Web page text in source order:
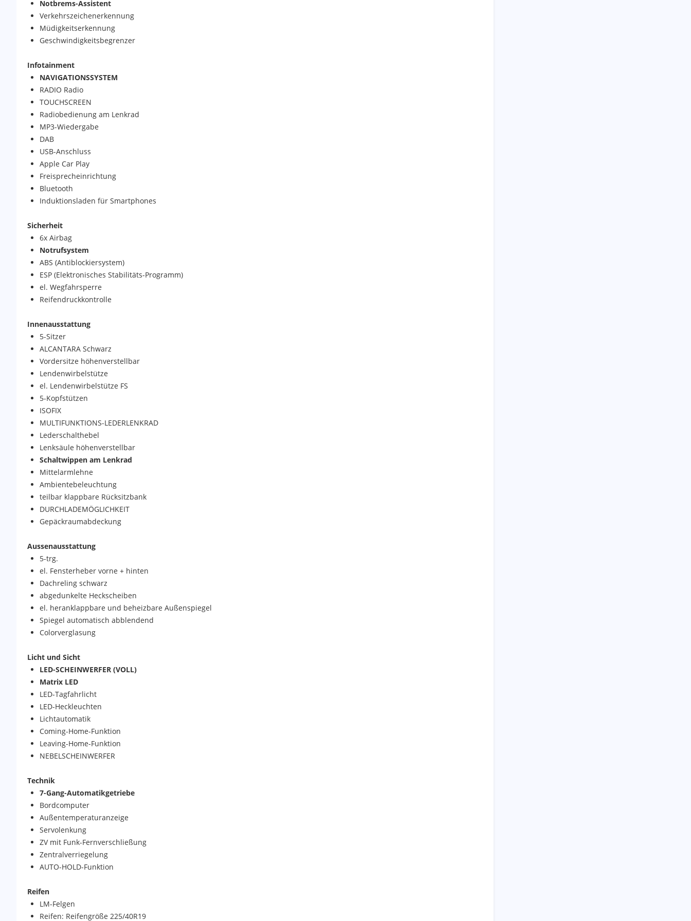
Notbrems-Assistent
Verkehrszeichenerkennung
Müdigkeitserkennung
Geschwindigkeitsbegrenzer
Infotainment
NAVIGATIONSSYSTEM
RADIO Radio
TOUCHSCREEN
Radiobedienung am Lenkrad
MP3-Wiedergabe
DAB
USB-Anschluss
Apple Car Play
Freisprecheinrichtung
Bluetooth
Induktionsladen für Smartphones
Sicherheit
6x Airbag
Notrufsystem
ABS (Antiblockiersystem)
ESP (Elektronisches Stabilitäts-Programm)
el. Wegfahrsperre
Reifendruckkontrolle
Innenausstattung
5-Sitzer
ALCANTARA Schwarz
Vordersitze höhenverstellbar
Lendenwirbelstütze
el. Lendenwirbelstütze FS
5-Kopfstützen
ISOFIX
MULTIFUNKTIONS-LEDERLENKRAD
Lederschalthebel
Lenksäule höhenverstellbar
Schaltwippen am Lenkrad
Mittelarmlehne
Ambientebeleuchtung
teilbar klappbare Rücksitzbank
DURCHLADEMÖGLICHKEIT
Gepäckraumabdeckung
Aussenausstattung
5-trg.
el. Fensterheber vorne + hinten
Dachreling schwarz
abgedunkelte Heckscheiben
el. heranklappbare und beheizbare Außenspiegel
Spiegel automatisch abblendend
Colorverglasung
Licht und Sicht
LED-SCHEINWERFER (VOLL)
Matrix LED
LED-Tagfahrlicht
LED-Heckleuchten
Lichtautomatik
Coming-Home-Funktion
Leaving-Home-Funktion
NEBELSCHEINWERFER
Technik
7-Gang-Automatikgetriebe
Bordcomputer
Außentemperaturanzeige
Servolenkung
ZV mit Funk-Fernverschließung
Zentralverriegelung
AUTO-HOLD-Funktion
Reifen
LM-Felgen
Reifen: Reifengröße 225/40R19